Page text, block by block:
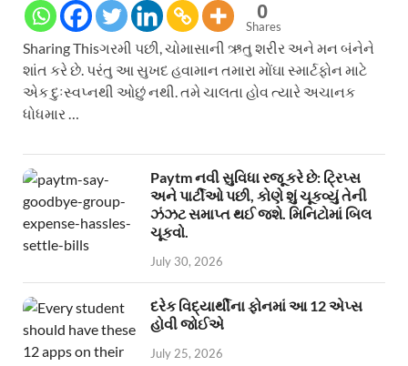
0
Shares
Sharing Thisગરમી પછી, ચોમાસાની ઋતુ શરીર અને મન બંનેને
શાંત કરે છે. પરંતુ આ સુખદ હવામાન તમારા મોંઘા સ્માર્ટફોન માટે
એક દુઃસ્વપ્નથી ઓછું નથી. તમે ચાલતા હોવ ત્યારે અચાનક
ધોધમાર …
Paytm નવી સુવિધા રજૂ કરે છે: ટ્રિપ્સ
અને પાર્ટીઓ પછી, કોણે શું ચૂકવ્યું તેની
ઝંઝટ સમાપ્ત થઈ જશે. મિનિટોમાં બિલ
ચૂકવો.
July 30, 2026
દરેક વિદ્યાર્થીના ફોનમાં આ 12 એપ્સ
હોવી જોઈએ
July 25, 2026